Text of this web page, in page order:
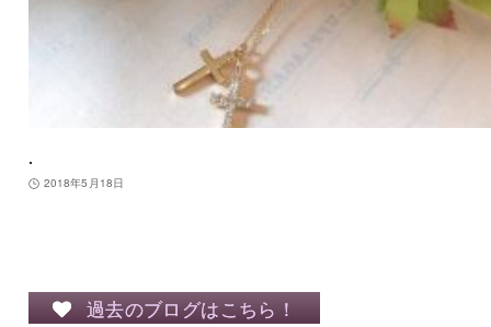
.
2018年5月18日
過去のブログはこちら！